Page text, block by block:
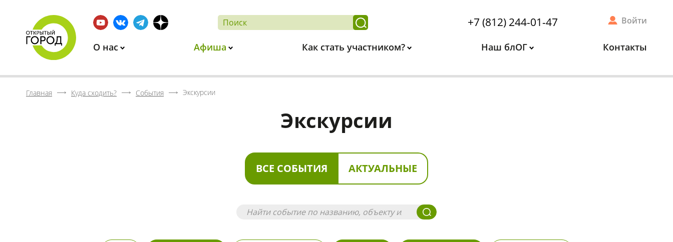
+7 (812) 244-01-47 Войти
О нас Афиша Как стать участником? Наш блОГ Контакты
Главная Куда сходить? События Экскурсии
Экскурсии
ВСЕ СОБЫТИЯ АКТУАЛЬНЫЕ